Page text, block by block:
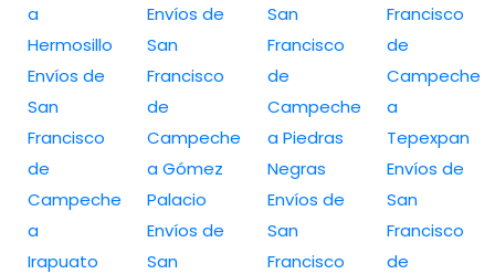
a
Hermosillo
Envíos de
San
Francisco
de
Campeche
a
Irapuato
Envíos de
San
Francisco
de
Campeche
a Gómez
Palacio
Envíos de
San
San
Francisco
de
Campeche
a Piedras
Negras
Envíos de
San
Francisco
Francisco
de
Campeche
a
Tepexpan
Envíos de
San
Francisco
de